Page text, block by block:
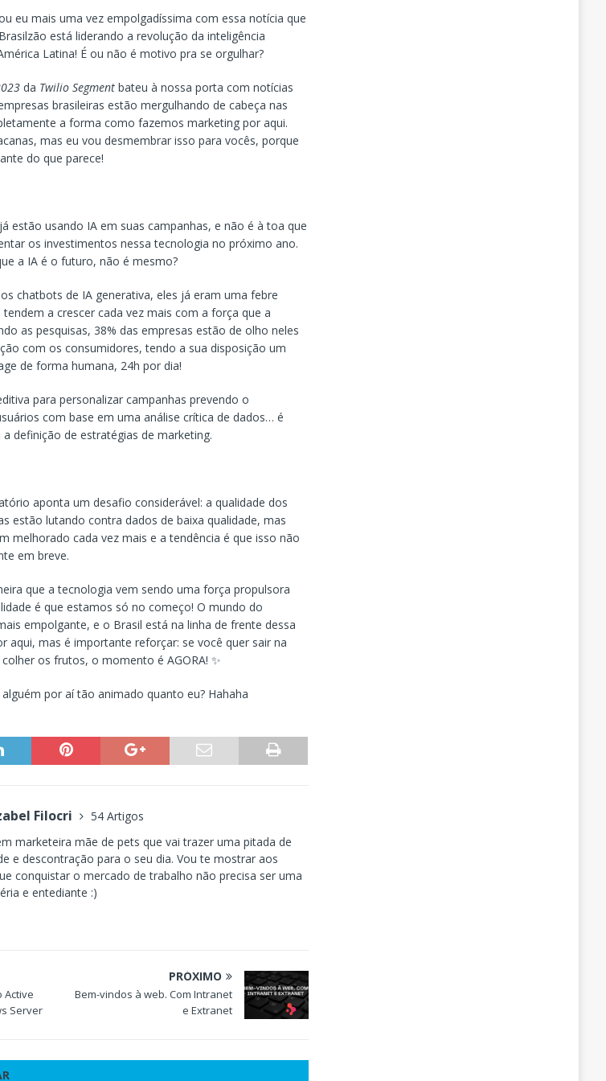
eu mais uma vez empolgadíssima com essa notícia que
está liderando a revolução da inteligência
Latina! É ou não é motivo pra se orgulhar?
da Twilio Segment bateu à nossa porta com notícias
brasileiras estão mergulhando de cabeça nas
a forma como fazemos marketing por aqui.
mas eu vou desmembrar isso para vocês, porque
do que parece!
estão usando IA em suas campanhas, e não é à toa que
os investimentos nessa tecnologia no próximo ano.
a IA é o futuro, não é mesmo?
chatbots de IA generativa, eles já eram uma febre
a crescer cada vez mais com a força que a
as pesquisas, 38% das empresas estão de olho neles
com os consumidores, tendo a sua disposição um
de forma humana, 24h por dia!
para personalizar campanhas prevendo o
com base em uma análise crítica de dados… é
definição de estratégias de marketing.
aponta um desafio considerável: a qualidade dos
estão lutando contra dados de baixa qualidade, mas
melhorado cada vez mais e a tendência é que isso não
em breve.
que a tecnologia vem sendo uma força propulsora
é que estamos só no começo! O mundo do
empolgante, e o Brasil está na linha de frente dessa
aqui, mas é importante reforçar: se você quer sair na
os frutos, o momento é AGORA! ✨
por aí tão animado quanto eu? Hahaha
Filocri
54 Artigos
marketeira mãe de pets que vai trazer uma pitada de
e descontração para o seu dia. Vou te mostrar aos
conquistar o mercado de trabalho não precisa ser uma
e entediante :)
Active
Server
PRÓXIMO
Bem-vindos à web. Com Intranet
e Extranet